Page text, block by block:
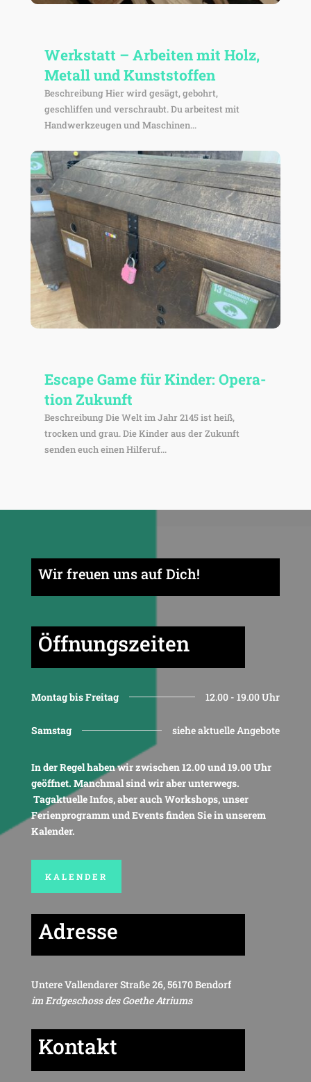
Werk­statt – Arbeiten mit Holz,
Metall und Kunststoffen
Beschrei­bung Hier wird gesägt, gebohrt,
geschliffen und verschraubt. Du arbei­test mit
Hand­werk­zeugen und Maschinen...
Escape Game für Kinder: Opera­
tion Zukunft
Beschrei­bung Die Welt im Jahr 2145 ist heiß,
trocken und grau. Die Kinder aus der Zukunft
senden euch einen Hilferuf...
Wir freuen uns auf Dich!
Öffnungszeiten
Montag bis Freitag 12.00 - 19.00 Uhr
Samstag siehe aktuelle Angebote
In der Regel haben wir zwischen 12.00 und 19.00 Uhr
geöffnet. Manchmal sind wir aber unterwegs.
Tagaktuelle Infos, aber auch Workshops, unser
Ferienprogramm und Events finden Sie in unserem
Kalender.
KALENDER
Adresse
Untere Vallendarer Straße 26, 56170 Bendorf
im Erdgeschoss des Goethe Atriums
Kontakt